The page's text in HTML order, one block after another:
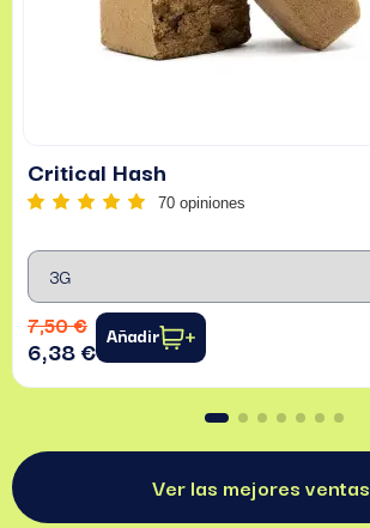
Critical Hash
70 opiniones
7,50 €
6,38 € Añadir
Ver las mejores ventas